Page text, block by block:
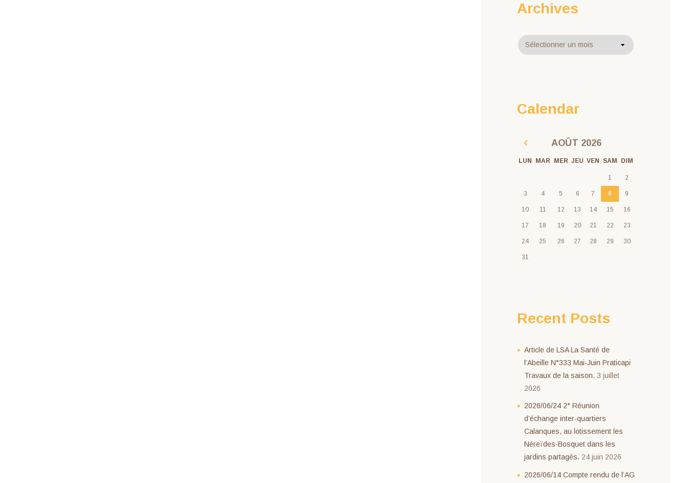
Archives
Archives
Calendar
AOÛT 2026
LUN MAR MER JEU VEN SAM DIM
1 2
3 4 5 6 7 8 9
10 11 12 13 14 15 16
17 18 19 20 21 22 23
24 25 26 27 28 29 30
31
Recent Posts
Article de LSA La Santé de
l’Abeille N°333 Mai-Juin Praticapi
Travaux de la saison. 3 juillet
2026
2026/06/24 2° Réunion
d’échange inter-quartiers
Calanques, au lotissement les
Néreïdes-Bosquet dans les
jardins partagés. 24 juin 2026
2026/06/14 Compte rendu de l’AG